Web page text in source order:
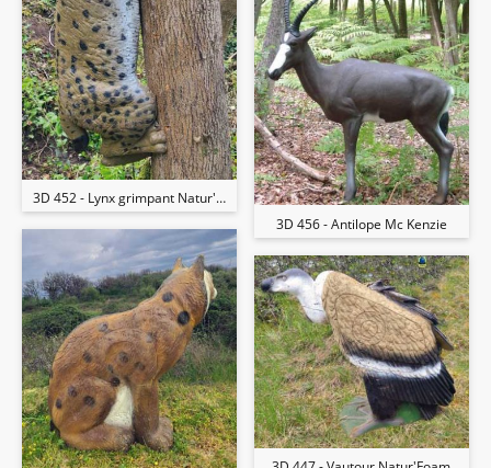
3D 452 - Lynx grimpant Natur'Foam
3D 456 - Antilope Mc Kenzie